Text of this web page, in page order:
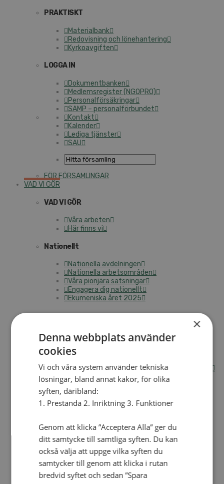
PRAKTISKT
Materialbank
Redovisning och lönehantering
Kyrkoavgiften
LOGGA IN
Dokumentbanken
Medlemsregister (NGOPRO)
Personalförsäkringar
SAMP – personalförbundet
Kontakt
Kalender
Lediga tjänster
SAU
FÖR FÖRSAMLINGAR
VAD VI GÖR
VAD VI GÖR
Våra arbeten
Här finns vi
Nationellt
Nationella avdelningen
Nationella arbetsområden
Våra pionjära satsningar
Engagera dig nationellt
Ekumeniska året 2025
Internationella avdelningen
Utsända och arbeten
Engagera dig internationellt
Entreprenörskap, företagande och Guds rike
Kontakt
Kalender
Lediga tjänster
SAU
VAD VI GÖR
UTBILDNING
UTBILDNINGAR
Akademi för Ledarskap och Teologi
×
Denna webbplats använder
cookies
Vi och våra system använder tekniska
lösningar, bland annat kakor, för olika
syften, däribland:
1. Prestanda 2. Inriktning 3. Funktioner
Genom att klicka ”Acceptera Alla” ger du
ditt samtycke till samtliga syften. Du kan
också välja att uppge vilka syften du
samtycker till genom att klicka i rutan
bredvid syftet och sedan ”Spara